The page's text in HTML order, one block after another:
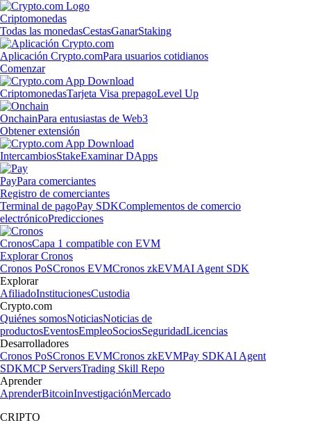
Criptomonedas
Todas las monedasCestasGanarStaking
Aplicación Crypto.comPara usuarios cotidianos
Comenzar
CriptomonedasTarjeta Visa prepagoLevel Up
OnchainPara entusiastas de Web3
Obtener extensión
IntercambiosStakeExaminar DApps
PayPara comerciantes
Registro de comerciantes
Terminal de pagoPay SDKComplementos de comercio
electrónicoPredicciones
CronosCapa 1 compatible con EVM
Explorar Cronos
Cronos PoSCronos EVMCronos zkEVMAI Agent SDK
Explorar
AfiliadoInstitucionesCustodia
Crypto.com
Quiénes somosNoticiasNoticias de
productosEventosEmpleoSociosSeguridadLicencias
Desarrolladores
Cronos PoSCronos EVMCronos zkEVMPay SDKAI Agent
SDKMCP ServersTrading Skill Repo
Aprender
AprenderBitcoinInvestigaciónMercado
CRIPTO